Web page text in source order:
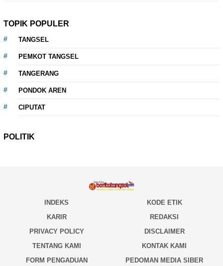
TOPIK POPULER
TANGSEL
PEMKOT TANGSEL
TANGERANG
PONDOK AREN
CIPUTAT
POLITIK
INDEKS
KODE ETIK
KARIR
REDAKSI
PRIVACY POLICY
DISCLAIMER
TENTANG KAMI
KONTAK KAMI
FORM PENGADUAN
PEDOMAN MEDIA SIBER